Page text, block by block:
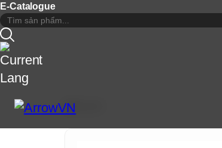
E-Catalogue
Quay lại